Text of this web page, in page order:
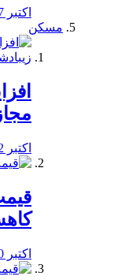
اکتبر 17, 2019
مسکن
اکتبر 12, 2019
اکتبر 10, 2019